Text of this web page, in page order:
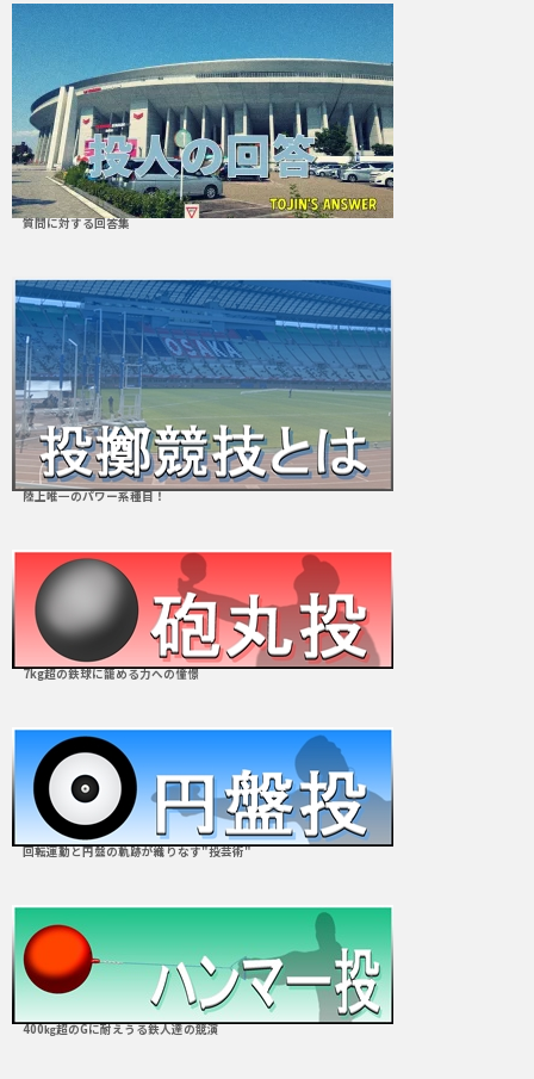
質問に対する回答集
陸上唯一のパワー系種目！
7kg超の鉄球に籠める力への憧憬
回転運動と円盤の軌跡が織りなす"投芸術"
400㎏超のGに耐えうる鉄人達の競演